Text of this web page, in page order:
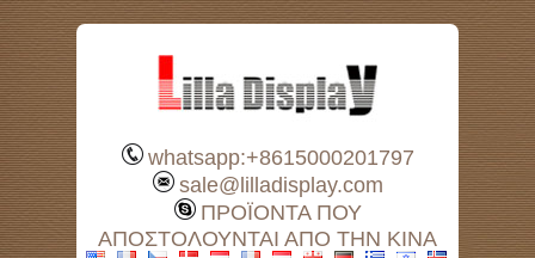
whatsapp:+8615000201797
sale@lilladisplay.com
ΠΡΟΪΟΝΤΑ ΠΟΥ
ΑΠΟΣΤΟΛΟΥΝΤΑΙ ΑΠΟ ΤΗΝ ΚΙΝΑ